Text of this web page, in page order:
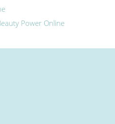
Power Online